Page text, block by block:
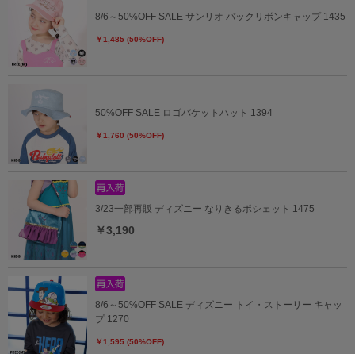
8/6～50%OFF SALE サンリオ バックリボンキャップ 1435
￥1,485 (50%OFF)
50%OFF SALE ロゴバケットハット 1394
￥1,760 (50%OFF)
3/23一部再販 ディズニー なりきるポシェット 1475
￥3,190
8/6～50%OFF SALE ディズニー トイ・ストーリー キャッ
プ 1270
￥1,595 (50%OFF)